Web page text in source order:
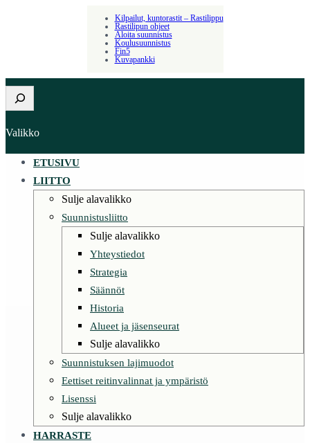
Kilpailut, kuntorastit – Rastilippu
Rastilipun ohjeet
Aloita suunnistus
Koulusuunnistus
Fin5
Kuvapankki
Etsi
Valikko
ETUSIVU
LIITTO
Sulje alavalikko
Suunnistusliitto
Sulje alavalikko
Yhteystiedot
Strategia
Säännöt
Historia
Alueet ja jäsenseurat
Sulje alavalikko
Suunnistuksen lajimuodot
Eettiset reitinvalinnat ja ympäristö
Lisenssi
Sulje alavalikko
HARRASTE